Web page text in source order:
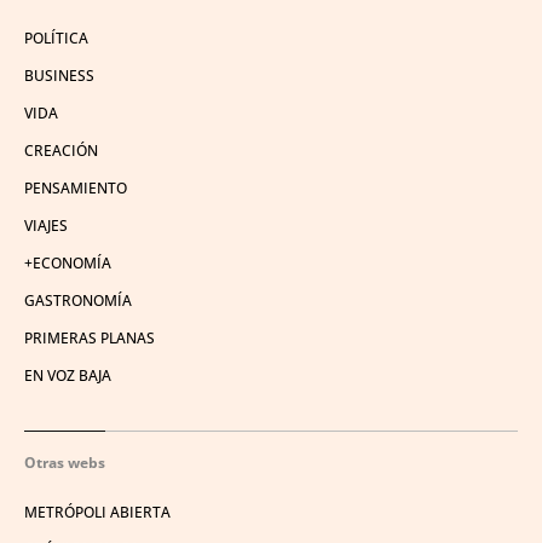
POLÍTICA
BUSINESS
VIDA
CREACIÓN
PENSAMIENTO
VIAJES
+ECONOMÍA
GASTRONOMÍA
PRIMERAS PLANAS
EN VOZ BAJA
Otras webs
METRÓPOLI ABIERTA